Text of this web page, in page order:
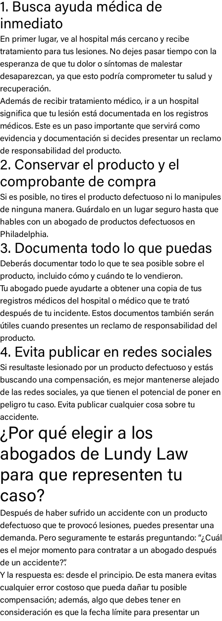
1. Busca ayuda médica de
inmediato
En primer lugar, ve al hospital más cercano y recibe
tratamiento para tus lesiones. No dejes pasar tiempo con la
esperanza de que tu dolor o síntomas de malestar
desaparezcan, ya que esto podría comprometer tu salud y
recuperación.
Además de recibir tratamiento médico, ir a un hospital
significa que tu lesión está documentada en los registros
médicos. Este es un paso importante que servirá como
evidencia y documentación si decides presentar un reclamo
de responsabilidad del producto.
2. Conservar el producto y el
comprobante de compra
Si es posible, no tires el producto defectuoso ni lo manipules
de ninguna manera. Guárdalo en un lugar seguro hasta que
hables con un abogado de productos defectuosos en
Philadelphia.
3. Documenta todo lo que puedas
Deberás documentar todo lo que te sea posible sobre el
producto, incluido cómo y cuándo te lo vendieron.
Tu abogado puede ayudarte a obtener una copia de tus
registros médicos del hospital o médico que te trató
después de tu incidente. Estos documentos también serán
útiles cuando presentes un reclamo de responsabilidad del
producto.
4. Evita publicar en redes sociales
Si resultaste lesionado por un producto defectuoso y estás
buscando una compensación, es mejor mantenerse alejado
de las redes sociales, ya que tienen el potencial de poner en
peligro tu caso. Evita publicar cualquier cosa sobre tu
accidente.
¿Por qué elegir a los
abogados de Lundy Law
para que representen tu
caso?
Después de haber sufrido un accidente con un producto
defectuoso que te provocó lesiones, puedes presentar una
demanda. Pero seguramente te estarás preguntando: “¿Cuál
es el mejor momento para contratar a un abogado después
de un accidente?”.
Y la respuesta es: desde el principio. De esta manera evitas
cualquier error costoso que pueda dañar tu posible
compensación; además, algo que debes tener en
consideración es que la fecha límite para presentar un